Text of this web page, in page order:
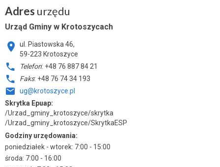
Adres urzędu
Urząd Gminy w Krotoszycach
ul. Piastowska 46,
59-223 Krotoszyce
Telefon: +48 76 887 84 21
Faks: +48 76 74 34 193
ug@krotoszyce.pl
Skrytka Epuap:
/Urzad_gminy_krotoszyce/skrytka
/Urzad_gminy_krotoszyce/SkrytkaESP
Godziny urzędowania:
poniedziałek - wtorek: 7:00 - 15:00
środa: 7:00 - 16:00